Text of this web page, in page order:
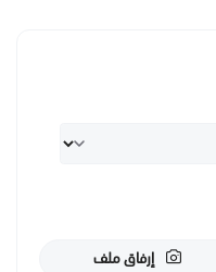
إرفاق ملف